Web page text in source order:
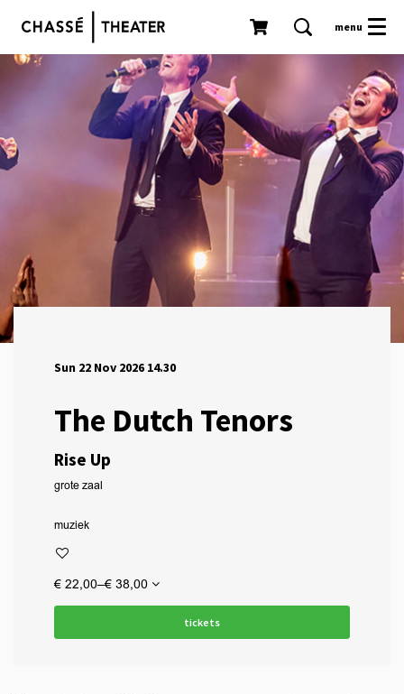
menu
The Dutch Tenors
Rise Up
Sun 22 Nov 2026 14.30
grote zaal
muziek
€ 22,00–€ 38,00
tickets